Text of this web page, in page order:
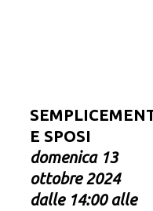
E SPOSI
domenica 13
ottobre 2024
dalle 14:00 alle